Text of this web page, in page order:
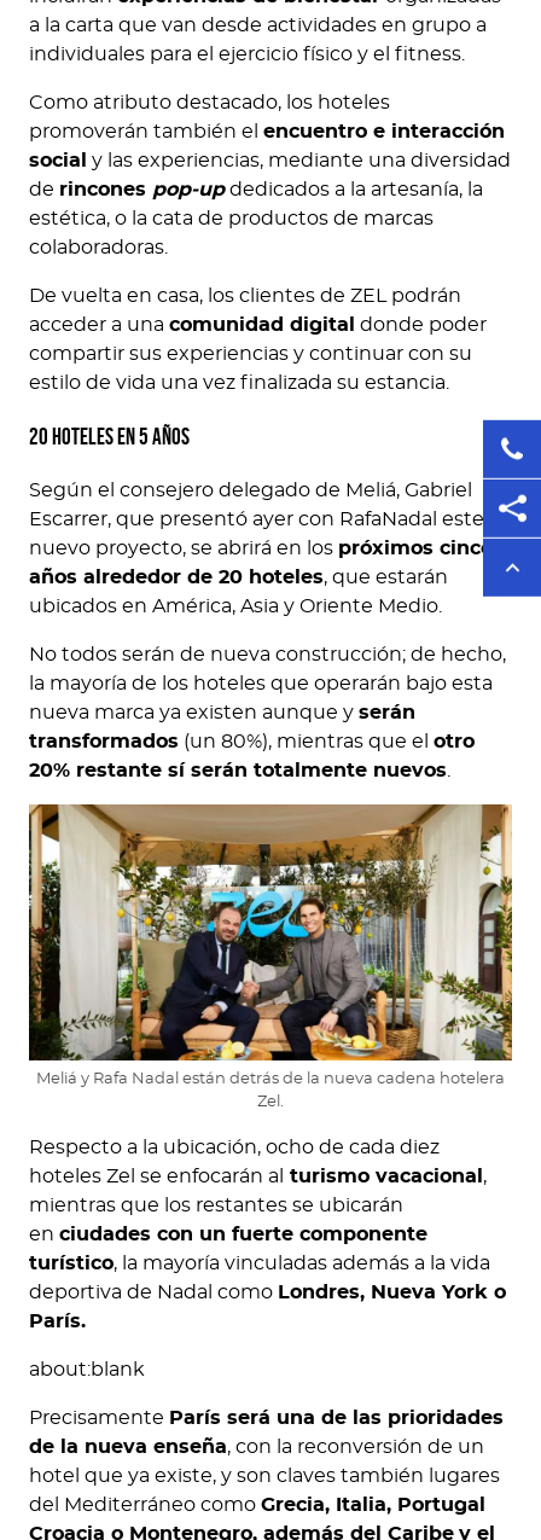
a la carta que van desde actividades en grupo a
individuales para el ejercicio físico y el fitness.
Como atributo destacado, los hoteles
promoverán también el encuentro e interacción
social
y las experiencias, mediante una diversidad
de rincones pop-updedicados a la artesanía, la
estética, o la cata de productos de marcas
colaboradoras.
De vuelta en casa, los clientes de ZEL podrán
acceder a una comunidad digital
donde poder
compartir sus experiencias y continuar con su
estilo de vida una vez finalizada su estancia.
20 hoteles en 5 años
Según el consejero delegado de Meliá, Gabriel
Escarrer, que presentó ayer con RafaNadal este
nuevo proyecto, se abrirá en los próximos cinco
años alrededor de 20 hoteles, que estarán
ubicados en América, Asia y Oriente Medio.
No todos serán de nueva construcción; de hecho,
la mayoría de los hoteles que operarán bajo esta
nueva marca ya existen aunque y serán
transformados (un 80%), mientras que el otro
20% restante sí serán totalmente nuevos.
Meliá y Rafa Nadal están detrás de la nueva cadena hotelera
Zel.
Respecto a la ubicación, ocho de cada diez
hoteles Zel se enfocarán al
turismo vacacional ,
mientras que los restantes se ubicarán
en ciudades con un fuerte componente
turístico, la mayoría vinculadas además a la vida
deportiva de Nadal como Londres, Nueva York o
París.
about:blank
Precisamente París será una de las prioridades
de la nueva enseña, con la reconversión de un
hotel que ya existe, y son claves también lugares
del Mediterráneo como Grecia, Italia, Portugal
Croacia o Montenegro, además del Caribe y el